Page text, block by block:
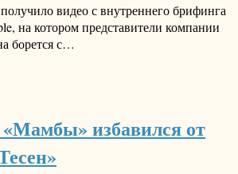
видео с внутреннего брифинга
на котором представители компании
борется с…
избавился от